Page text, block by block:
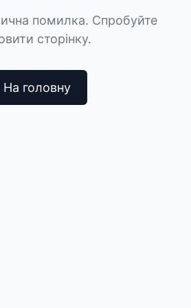
помилка. Спробуйте
сторінку.
На головну